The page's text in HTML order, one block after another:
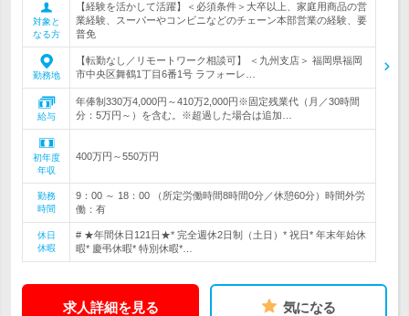
対象と
なる方
【経験を活かして活躍】＜必須条件＞大卒以上、家庭用商品の営
業経験、スーパーやコンビニなどのチェーン本部営業の経験、要
普免
勤務地
【転勤なし／リモートワーク相談可】 ＜九州支店＞ 福岡県福岡
市中央区舞鶴1丁目6番1号 ラフォーレ…
給与
年俸制330万4,000円～410万2,000円※固定残業代（月／30時間
分：5万円～）を含む。※超過した場合は追加…
初年度
年収
400万円～550万円
勤務
時間
9：00 ～ 18：00 （所定労働時間8時間0分／休憩60分）時間外労
働：有
休日
休暇
# ★年間休日121日★* 完全週休2日制（土日）* 祝日* 年末年始休
暇* 慶弔休暇* 特別休暇*…
求人詳細を見る 気になる